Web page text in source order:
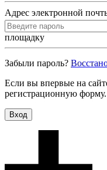
Адрес электронной
площадку
Забыли пароль?
Если вы впервые на
регистрационную форму.
Вход